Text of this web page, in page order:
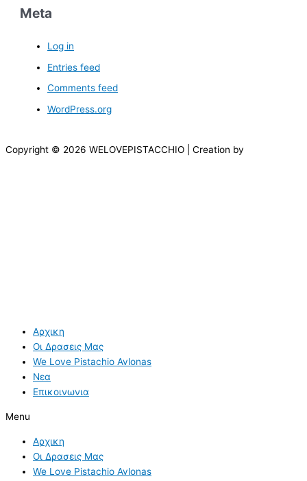
Meta
Log in
Entries feed
Comments feed
WordPress.org
Copyright © 2026 WELOVEPISTACCHIO | Creation by
Αρχικη
Οι Δρασεις Μας
We Love Pistachio Avlonas
Νεα
Επικοινωνια
Menu
Αρχικη
Οι Δρασεις Μας
We Love Pistachio Avlonas